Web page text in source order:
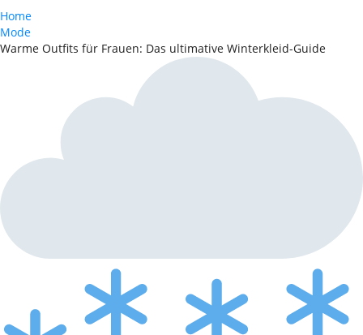
Home
Mode
Warme Outfits für Frauen: Das ultimative Winterkleid-Guide